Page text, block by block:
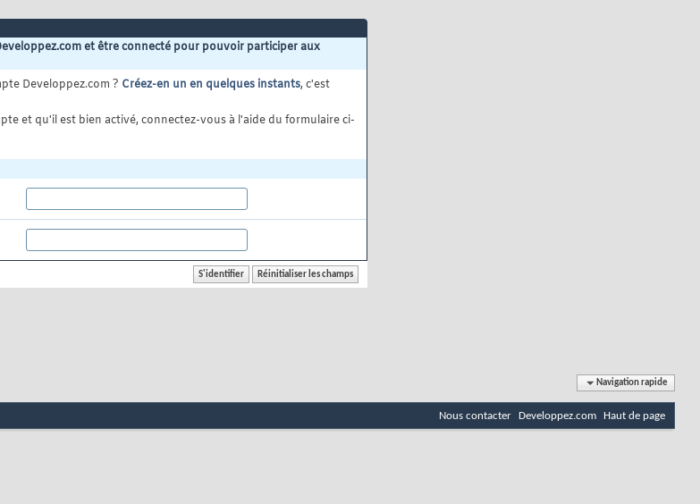
et être connecté pour pouvoir participer aux
Developpez.com ? Créez-en un en quelques instants, c'est
et qu'il est bien activé, connectez-vous à l'aide du formulaire ci-
Navigation rapide
Nous contacter Developpez.com Haut de page